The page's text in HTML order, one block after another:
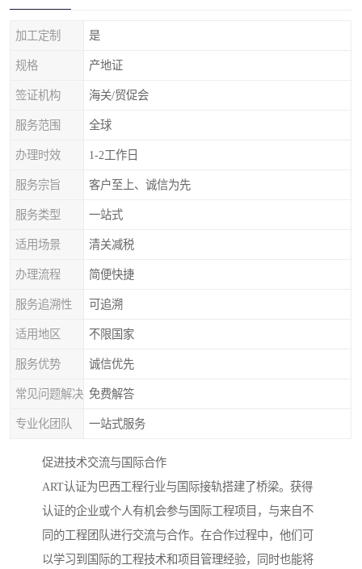
加工定制 是
规格 产地证
签证机构 海关/贸促会
服务范围 全球
办理时效 1-2工作日
服务宗旨 客户至上、诚信为先
服务类型 一站式
适用场景 清关减税
办理流程 简便快捷
服务追溯性 可追溯
适用地区 不限国家
服务优势 诚信优先
常见问题解决 免费解答
专业化团队 一站式服务
促进技术交流与国际合作
ART认证为巴西工程行业与国际接轨搭建了桥梁。获得
认证的企业或个人有机会参与国际工程项目，与来自不
同的工程团队进行交流与合作。在合作过程中，他们可
以学习到国际的工程技术和项目管理经验，同时也能将